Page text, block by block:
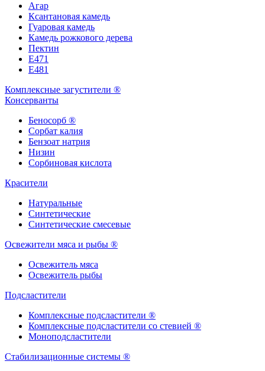
Агар
Ксантановая камедь
Гуаровая камедь
Камедь рожкового дерева
Пектин
Е471
Е481
Комплексные загустители ®
Консерванты
Беносорб ®
Сорбат калия
Бензоат натрия
Низин
Сорбиновая кислота
Красители
Натуральные
Синтетические
Синтетические смесевые
Освежители мяса и рыбы ®
Освежитель мяса
Освежитель рыбы
Подсластители
Комплексные подсластители ®
Комплексные подсластители со стевией ®
Моноподсластители
Стабилизационные системы ®